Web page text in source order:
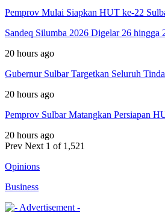
Pemprov Mulai Siapkan HUT ke-22
Sandeq Silumba 2026 Digelar 26
20 hours ago
Gubernur Sulbar Targetkan Seluruh
20 hours ago
Pemprov Sulbar Matangkan Persiapan
20 hours ago
Prev Next 1 of 1,521
Opinions
Business